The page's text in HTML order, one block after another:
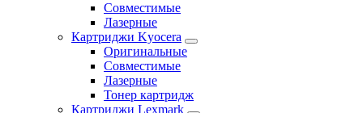
Совместимые
Лазерные
Картриджи Kyocera
Оригинальные
Совместимые
Лазерные
Тонер картридж
Картриджи Lexmark